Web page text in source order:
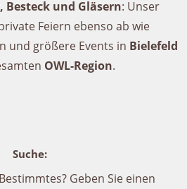
Besteck und Gläsern: Unser
Feiern ebenso ab wie
und größere Events in Bielefeld
OWL-Region.
Suche:
Geben Sie einen